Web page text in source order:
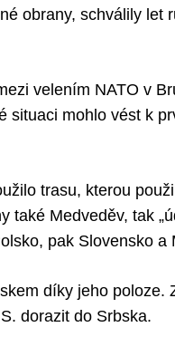
obrany, schválily let
velením NATO v
situaci mohlo vést k
trasu, kterou
Medveděv, tak
pak Slovensko a
díky jeho poloze.
dorazit do Srbska.